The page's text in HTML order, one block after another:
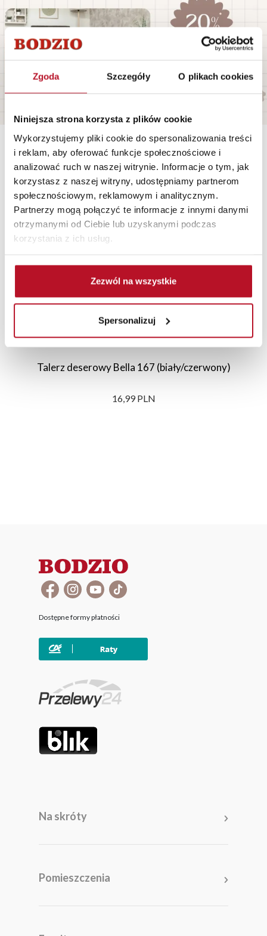
Zgoda Szczegóły O plikach cookies
Niniejsza strona korzysta z plików cookie
Wykorzystujemy pliki cookie do spersonalizowania treści
i reklam, aby oferować funkcje społecznościowe i
analizować ruch w naszej witrynie. Informacje o tym, jak
korzystasz z naszej witryny, udostępniamy partnerom
społecznościowym, reklamowym i analitycznym.
Partnerzy mogą połączyć te informacje z innymi danymi
otrzymanymi od Ciebie lub uzyskanymi podczas
korzystania z ich usług.
Zezwól na wszystkie
Spersonalizuj
Polecane Nowości Sale
Talerz deserowy Bella 167 (biały/czerwony)
16,99 PLN
Dostępne formy płatności
Na skróty
Pomieszczenia